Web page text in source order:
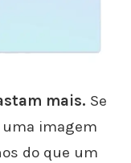
mais. Se
uma imagem
do que um